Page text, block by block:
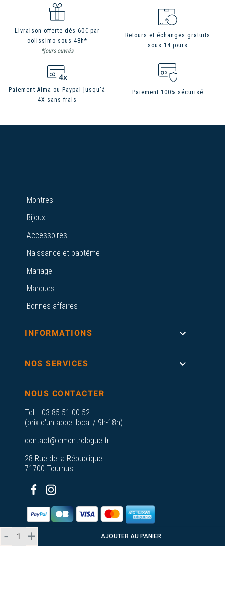
AJOUTER AU PANIER
Livraison offerte dès 60€ par
colissimo sous 48h*
*jours ouvrés
Retours et échanges gratuits
sous 14 jours
Paiement Alma ou Paypal jusqu'à
4X sans frais
Paiement 100% sécurisé
Montres
Bijoux
Accessoires
Naissance et baptême
Mariage
Marques
Bonnes affaires
INFORMATIONS 
NOS SERVICES 
NOUS CONTACTER
Tel. : 03 85 51 00 52
(prix d'un appel local / 9h-18h)
contact@lemontrologue.fr
28 Rue de la République
71700 Tournus